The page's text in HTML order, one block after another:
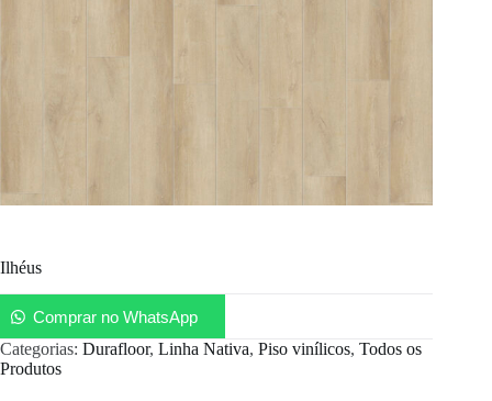
Ilhéus
Comprar no WhatsApp
Categorias: Durafloor, Linha Nativa, Piso vinílicos, Todos os
Produtos